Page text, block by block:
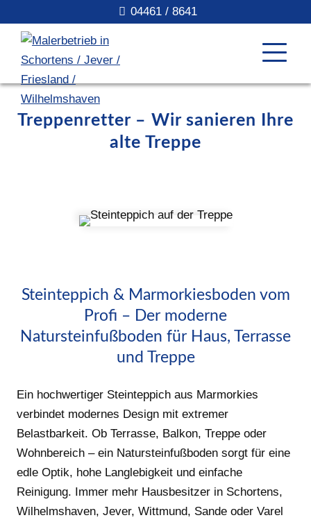
04461 / 8641
Treppenretter – Wir sanieren Ihre
alte Treppe
Steinteppich & Marmorkiesboden vom
Profi – Der moderne
Natursteinfußboden für Haus, Terrasse
und Treppe
Ein hochwertiger Steinteppich aus Marmorkies
verbindet modernes Design mit extremer
Belastbarkeit. Ob Terrasse, Balkon, Treppe oder
Wohnbereich – ein Natursteinfußboden sorgt für eine
edle Optik, hohe Langlebigkeit und einfache
Reinigung. Immer mehr Hausbesitzer in Schortens,
Wilhelmshaven, Jever, Wittmund, Sande oder Varel